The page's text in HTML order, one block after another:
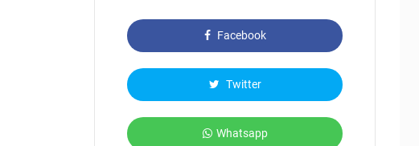
Facebook
Twitter
Whatsapp